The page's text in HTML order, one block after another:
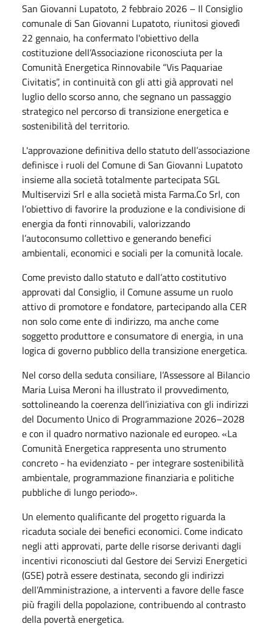
San Giovanni Lupatoto, 2 febbraio 2026 – Il Consiglio
comunale di San Giovanni Lupatoto, riunitosi giovedì
22 gennaio, ha confermato l'obiettivo della
costituzione dell’Associazione riconosciuta per la
Comunità Energetica Rinnovabile “Vis Paquariae
Civitatis”, in continuità con gli atti già approvati nel
luglio dello scorso anno, che segnano un passaggio
strategico nel percorso di transizione energetica e
sostenibilità del territorio.
L'approvazione definitiva dello statuto dell’associazione
definisce i ruoli del Comune di San Giovanni Lupatoto
insieme alla società totalmente partecipata SGL
Multiservizi Srl e alla società mista Farma.Co Srl, con
l’obiettivo di favorire la produzione e la condivisione di
energia da fonti rinnovabili, valorizzando
l’autoconsumo collettivo e generando benefici
ambientali, economici e sociali per la comunità locale.
Come previsto dallo statuto e dall’atto costitutivo
approvati dal Consiglio, il Comune assume un ruolo
attivo di promotore e fondatore, partecipando alla CER
non solo come ente di indirizzo, ma anche come
soggetto produttore e consumatore di energia, in una
logica di governo pubblico della transizione energetica.
Nel corso della seduta consiliare, l’Assessore al Bilancio
Maria Luisa Meroni ha illustrato il provvedimento,
sottolineando la coerenza dell’iniziativa con gli indirizzi
del Documento Unico di Programmazione 2026–2028
e con il quadro normativo nazionale ed europeo. «La
Comunità Energetica rappresenta uno strumento
concreto - ha evidenziato - per integrare sostenibilità
ambientale, programmazione finanziaria e politiche
pubbliche di lungo periodo».
Un elemento qualificante del progetto riguarda la
ricaduta sociale dei benefici economici. Come indicato
negli atti approvati, parte delle risorse derivanti dagli
incentivi riconosciuti dal Gestore dei Servizi Energetici
(GSE) potrà essere destinata, secondo gli indirizzi
dell’Amministrazione, a interventi a favore delle fasce
più fragili della popolazione, contribuendo al contrasto
della povertà energetica.